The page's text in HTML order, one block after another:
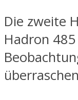
Die zweite
Hadron